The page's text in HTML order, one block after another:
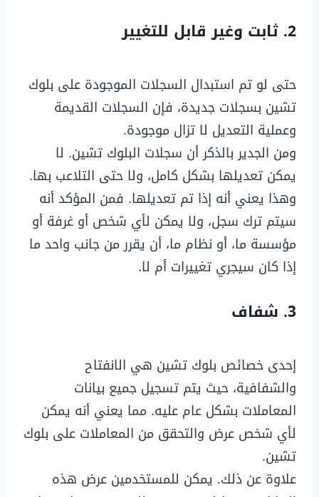
2. ثابت وغير قابل للتغيير
حتى لو تم استبدال السجلات الموجودة على بلوك
تشين بسجلات جديدة، فإن السجلات القديمة
وعملية التعديل لا تزال موجودة.
ومن الجدير بالذكر أن سجلات البلوك تشين. لا
يمكن تعديلها بشكل كامل، ولا حتى التلاعب بها.
وهذا يعني أنه إذا تم تعديلها. فمن المؤكد أنه
سيتم ترك سجل، ولا يمكن لأي شخص أو غرفة أو
مؤسسة ما، أو نظام ما، أن يقرر من جانب واحد ما
إذا كان سيجري تغييرات أم لا.
3. شفاف
إحدى خصائص بلوك تشين هي الانفتاح
والشفافية، حيث يتم تسجيل جميع بيانات
المعاملات بشكل عام عليه. مما يعني أنه يمكن
لأي شخص عرض والتحقق من المعاملات على بلوك
تشين.
علاوة عن ذلك. يمكن للمستخدمين عرض هذه